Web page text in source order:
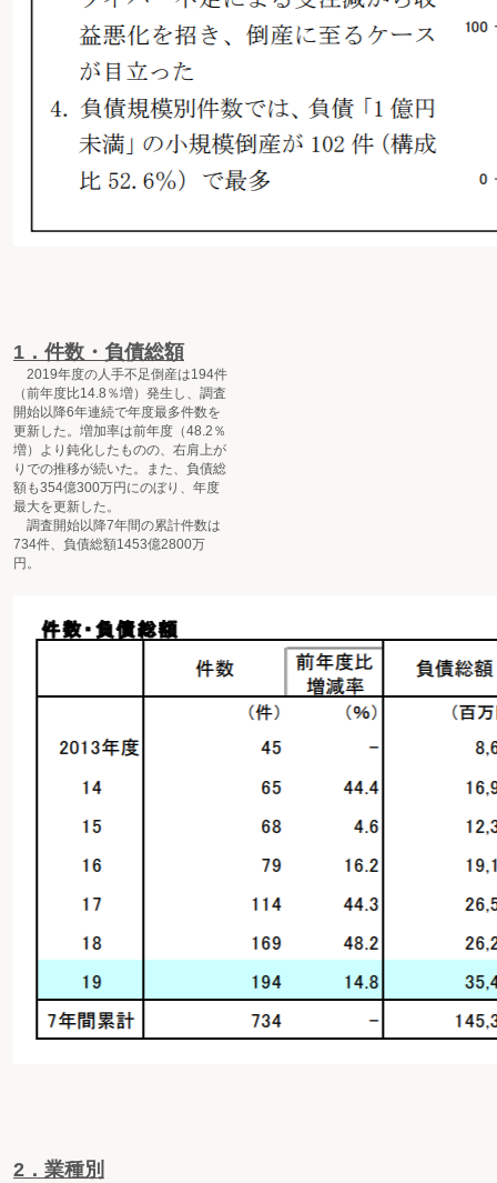
1．件数・負債総額
2019年度の人手不足倒産は194件
（前年度比14.8％増）発生し、調査
開始以降6年連続で年度最多件数を
更新した。増加率は前年度（48.2％
増）より鈍化したものの、右肩上が
りでの推移が続いた。また、負債総
額も354億300万円にのぼり、年度
最大を更新した。
調査開始以降7年間の累計件数は
734件、負債総額1453億2800万
円。
2．業種別